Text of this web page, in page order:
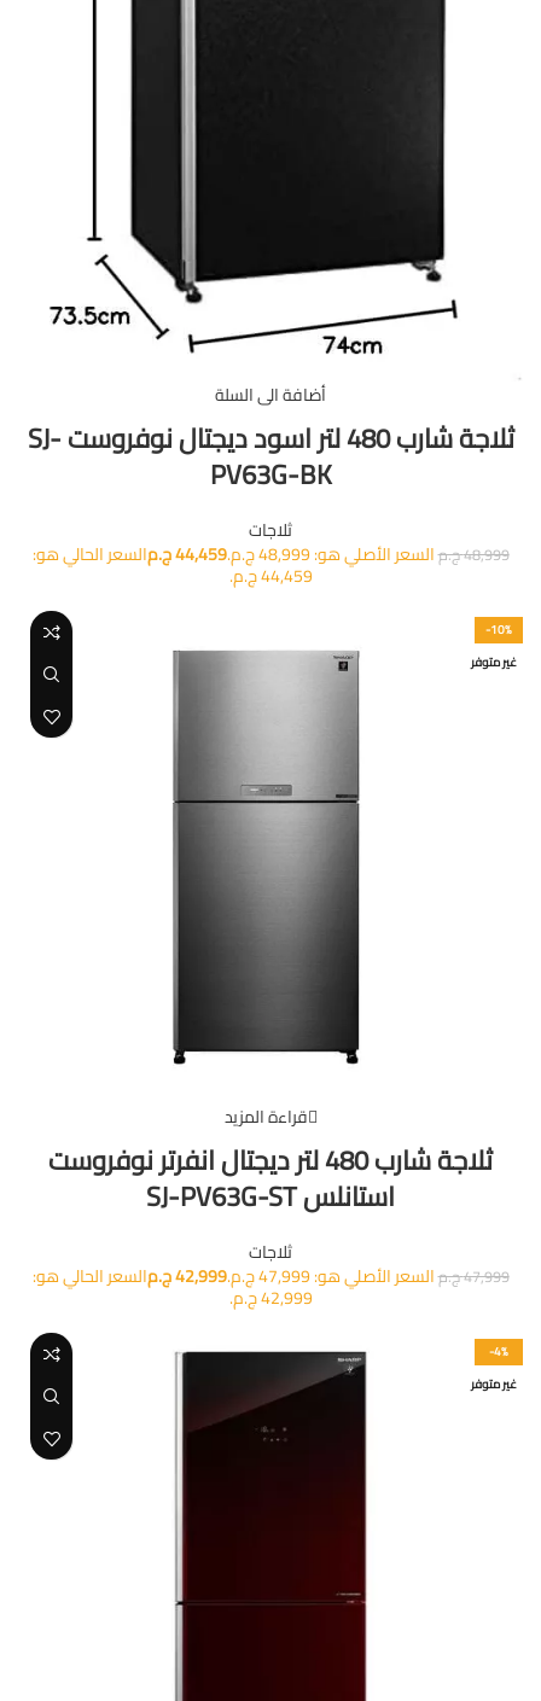
أضافة الى السلة
ثلاجة شارب 480 لتر اسود ديجتال نوفروست SJ-
PV63G-BK
ثلاجات
48,999ج.مالسعر الأصلي هو: 48,999 ج.م. 44,459ج.مالسعر الحالي هو:
44,459 ج.م.
-10%
غير متوفر
قراءة المزيد
ثلاجة شارب 480 لتر ديجتال انفرتر نوفروست
استانلس SJ-PV63G-ST
ثلاجات
47,999ج.مالسعر الأصلي هو: 47,999 ج.م. 42,999ج.مالسعر الحالي هو:
42,999 ج.م.
-4%
غير متوفر